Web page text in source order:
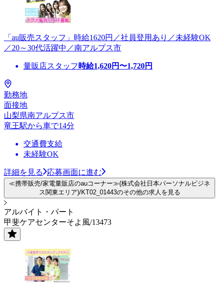
「au販売スタッフ」時給1620円／社員登用あり／未経験OK
／20～30代活躍中／南アルプス市
量販店スタッフ 時給1,620円〜1,720円
勤務地
面接地
山梨県南アルプス市
竜王駅から車で14分
交通費支給
未経験OK
詳細を見る 応募画面に進む
≪携帯販売/家電量販店のauコーナー≫(株式会社日本パーソナルビジネ
ス関東エリア)/KT02_01443のその他の求人を見る
アルバイト・パート
甲斐ケアセンターそよ風/13473